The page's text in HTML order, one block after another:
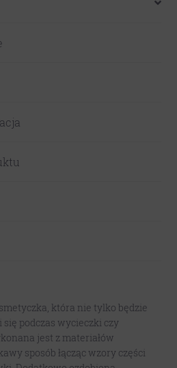
która nie tylko będzie
się podczas wycieczki czy
jest z materiałów
sposób łącząc wzory części